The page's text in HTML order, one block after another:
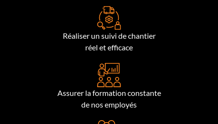
Réaliser un suivi de chantier
réel et efficace
Assurer la formation constante
de nos employés